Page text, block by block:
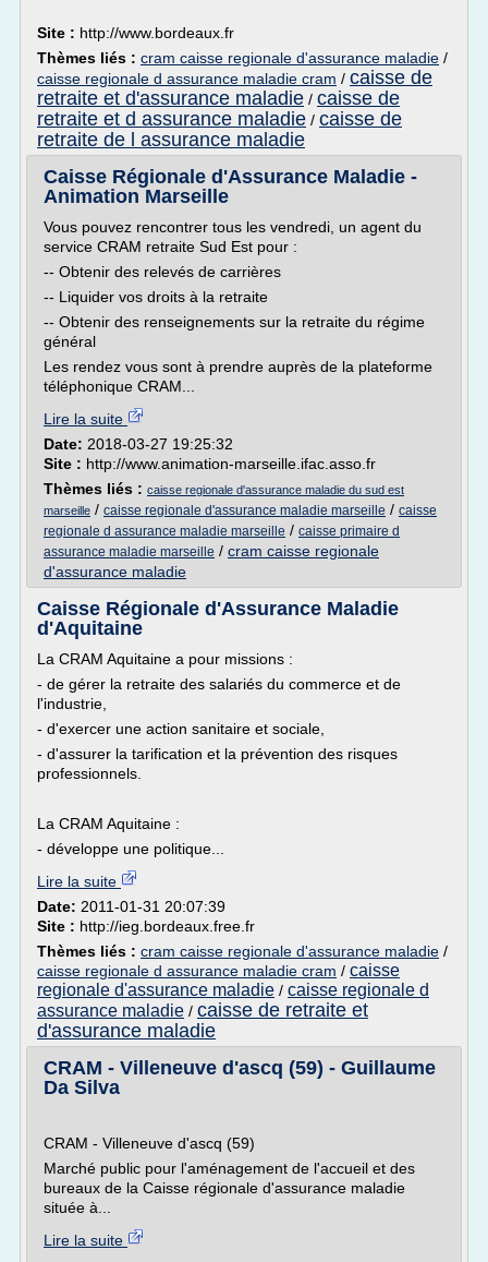
Site : http://www.bordeaux.fr
Thèmes liés : cram caisse regionale d'assurance maladie /
caisse regionale d assurance maladie cram / caisse de
retraite et d'assurance maladie / caisse de
retraite et d assurance maladie / caisse de
retraite de l assurance maladie
Caisse Régionale d'Assurance Maladie -
Animation Marseille
Vous pouvez rencontrer tous les vendredi, un agent du
service CRAM retraite Sud Est pour :
-- Obtenir des relevés de carrières
-- Liquider vos droits à la retraite
-- Obtenir des renseignements sur la retraite du régime
général
Les rendez vous sont à prendre auprès de la plateforme
téléphonique CRAM...
Lire la suite
Date: 2018-03-27 19:25:32
Site : http://www.animation-marseille.ifac.asso.fr
Thèmes liés : caisse regionale d'assurance maladie du sud est
marseille / caisse regionale d'assurance maladie marseille / caisse
regionale d assurance maladie marseille / caisse primaire d
assurance maladie marseille / cram caisse regionale
d'assurance maladie
Caisse Régionale d'Assurance Maladie
d'Aquitaine
La CRAM Aquitaine a pour missions :
- de gérer la retraite des salariés du commerce et de
l'industrie,
- d'exercer une action sanitaire et sociale,
- d'assurer la tarification et la prévention des risques
professionnels.
La CRAM Aquitaine :
- développe une politique...
Lire la suite
Date: 2011-01-31 20:07:39
Site : http://ieg.bordeaux.free.fr
Thèmes liés : cram caisse regionale d'assurance maladie /
caisse regionale d assurance maladie cram / caisse
regionale d'assurance maladie / caisse regionale d
assurance maladie / caisse de retraite et
d'assurance maladie
CRAM - Villeneuve d'ascq (59) - Guillaume
Da Silva
CRAM - Villeneuve d'ascq (59)
Marché public pour l'aménagement de l'accueil et des
bureaux de la Caisse régionale d'assurance maladie
située à...
Lire la suite